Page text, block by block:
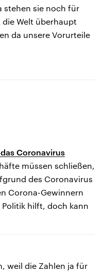
stehen sie noch für
Welt überhaupt
da unsere Vorurteile
Coronavirus
müssen schließen,
des Coronavirus
Corona-Gewinnern
Politik hilft, doch kann
weil die Zahlen ja für